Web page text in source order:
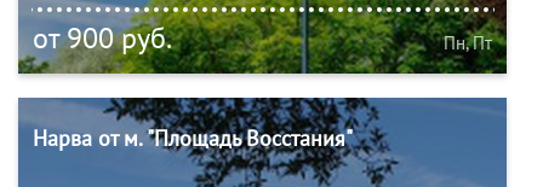
от 900 руб. Пн, Пт
Нарва от м. "Площадь Восстания"